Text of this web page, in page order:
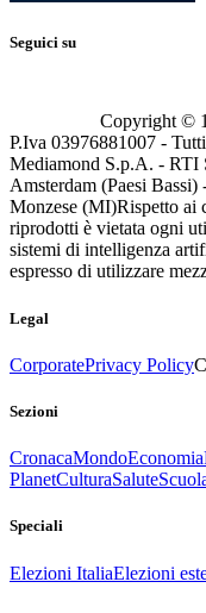
Seguici su
Copyright ©
P.Iva 03976881007 -
Mediamond S.p.A. - RTI
Amsterdam (Paesi
Monzese (MI)Rispetto ai
riprodotti è vietata ogni
sistemi di intelligenza
espresso di utilizzare
Legal
CorporatePrivacy Policy
Sezioni
CronacaMondoEconomia
PlanetCulturaSalute
Speciali
Elezioni ItaliaElezioni